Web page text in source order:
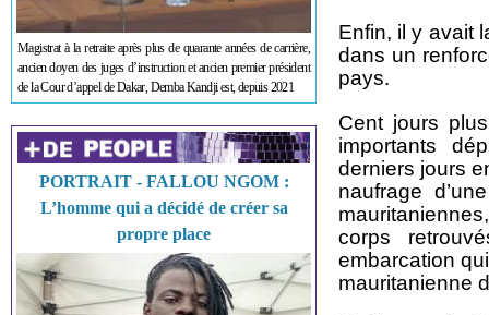
Magistrat à la retraite après plus de quarante années de carrière,
ancien doyen des juges d’instruction et ancien premier président
de la Cour d’appel de Dakar, Demba Kandji est, depuis 2021
PORTRAIT - FALLOU NGOM :
L’homme qui a décidé de créer sa
propre place
Enfin, il y avait
dans un
pays.
Cent jours
importants
derniers jours
naufrage
corps
embarcation
mauritanienne